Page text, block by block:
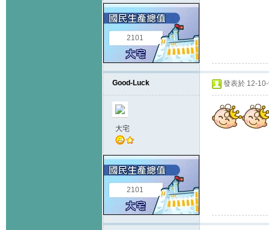
2101
Good-Luck
大宅
2101
發表於 12-